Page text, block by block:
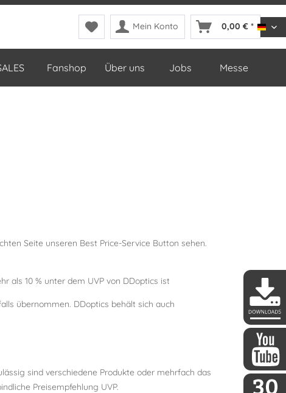
Mein Konto 0,00 € *
Fanshop Über uns Jobs Messe
Seite unseren Best Price-Service Button sehen.
als 10 % unter dem UVP von DDoptics ist
übernommen. DDoptics behält sich auch
sind verschiedene Produkte oder mehrfach das
Preisempfehlung UVP.
DDoptics
DDoptics